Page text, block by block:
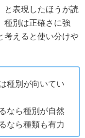
と表現したほうが読
種別は正確さに強
考えると使い分けや
種別が向いてい
なら種別が自然
なら種類も有力